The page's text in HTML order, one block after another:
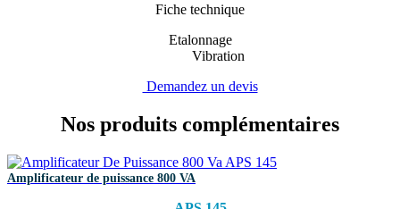
Fiche technique
Etalonnage
Vibration
Demandez un devis
Nos produits complémentaires
Amplificateur de puissance 800 VA